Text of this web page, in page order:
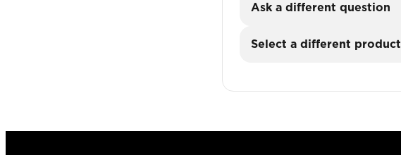
Ask a different question
Select a different product